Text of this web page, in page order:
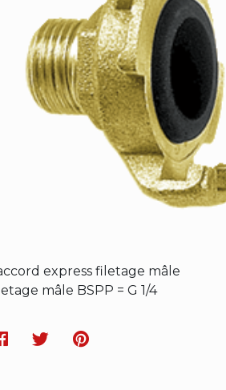
express filetage mâle
mâle BSPP = G 1/4
Facebook
TwitterPinterest